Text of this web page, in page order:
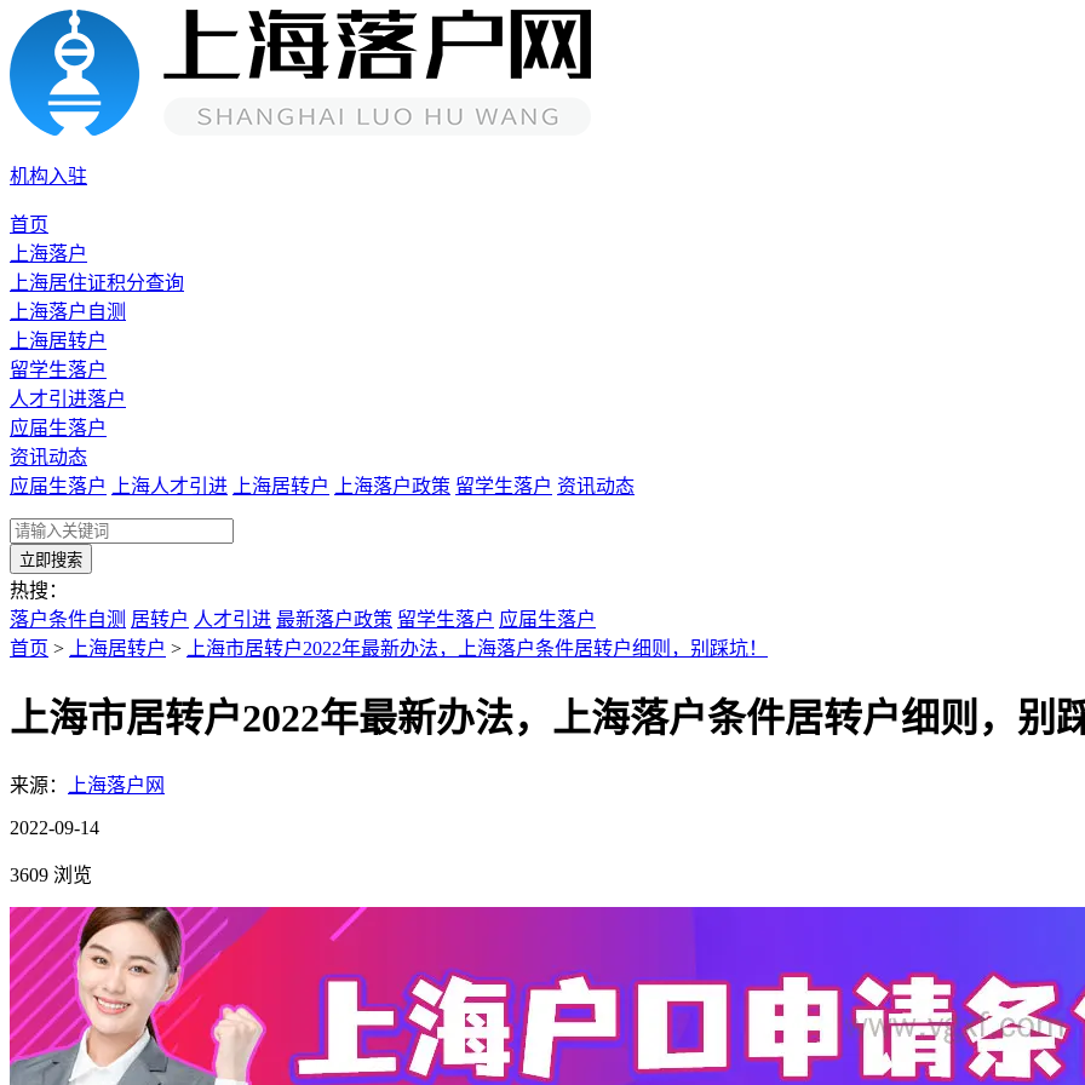
机构入驻
首页
上海落户
上海居住证积分查询
上海落户自测
上海居转户
留学生落户
人才引进落户
应届生落户
资讯动态
应届生落户
上海人才引进 上海居转户 上海落户政策 留学生落户 资讯动态
立即搜索
热搜：
落户条件自测 居转户 人才引进 最新落户政策 留学生落户 应届生落户
首页 > 上海居转户 > 上海市居转户2022年最新办法，上海落户条件居转户细则，别踩坑！
上海市居转户2022年最新办法，上海落户条件居转户细则，别
来源： 上海落户网
2022-09-14
3609 浏览